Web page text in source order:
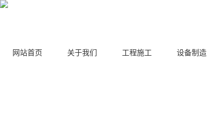
网站首页 关于我们 工程施工 设备制造